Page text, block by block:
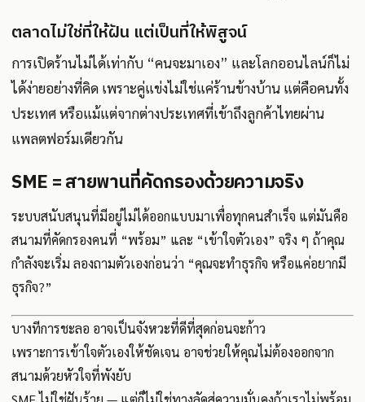
ตลาดไม่ใช่ที่ให้ฝัน แต่เป็นที่ให้พิสูจน์
การเปิดร้านไม่ได้เท่ากับ “คนจะมาเอง” และโลกออนไลน์ก็ไม่
ได้ง่ายอย่างที่คิด เพราะคู่แข่งไม่ใช่แค่ร้านข้างบ้าน แต่คือคนทั้ง
ประเทศ หรือแม้แต่จากต่างประเทศที่เข้าถึงลูกค้าไทยผ่าน
แพลตฟอร์มเดียวกัน
SME = สายพานที่คัดกรองด้วยความจริง
ระบบสนับสนุนที่มีอยู่ไม่ได้ออกแบบมาเพื่อทุกคนสำเร็จ แต่มันคือ
สนามที่คัดกรองคนที่ “พร้อม” และ “เข้าใจตัวเอง” จริง ๆ ถ้าคุณ
กำลังจะเริ่ม ลองถามตัวเองก่อนว่า “คุณจะทำธุรกิจ หรือแค่อยากมี
ธุรกิจ?”
บางทีการชะลอ อาจเป็นจังหวะที่ดีที่สุดก่อนจะก้าว
เพราะการเข้าใจตัวเองให้ชัดเจน อาจช่วยให้คุณไม่ต้องออกจาก
สนามด้วยหัวใจที่พังยับ